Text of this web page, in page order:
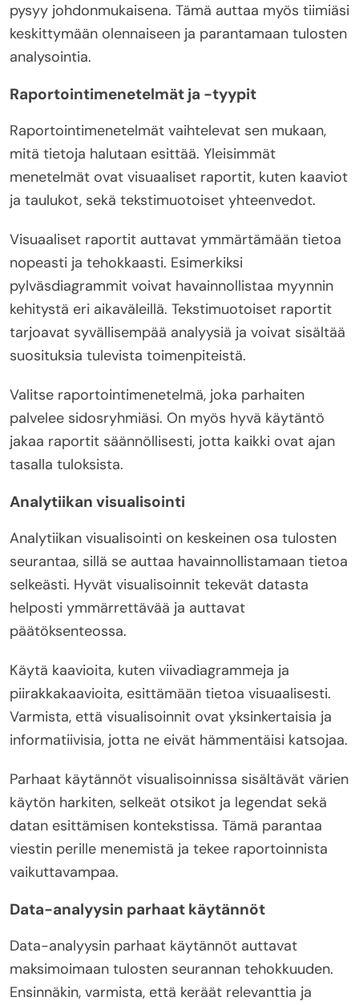
pysyy johdonmukaisena. Tämä auttaa myös tiimiäsi
keskittymään olennaiseen ja parantamaan tulosten
analysointia.
Raportointimenetelmät ja -tyypit
Raportointimenetelmät vaihtelevat sen mukaan,
mitä tietoja halutaan esittää. Yleisimmät
menetelmät ovat visuaaliset raportit, kuten kaaviot
ja taulukot, sekä tekstimuotoiset yhteenvedot.
Visuaaliset raportit auttavat ymmärtämään tietoa
nopeasti ja tehokkaasti. Esimerkiksi
pylväsdiagrammit voivat havainnollistaa myynnin
kehitystä eri aikaväleillä. Tekstimuotoiset raportit
tarjoavat syvällisempää analyysiä ja voivat sisältää
suosituksia tulevista toimenpiteistä.
Valitse raportointimenetelmä, joka parhaiten
palvelee sidosryhmiäsi. On myös hyvä käytäntö
jakaa raportit säännöllisesti, jotta kaikki ovat ajan
tasalla tuloksista.
Analytiikan visualisointi
Analytiikan visualisointi on keskeinen osa tulosten
seurantaa, sillä se auttaa havainnollistamaan tietoa
selkeästi. Hyvät visualisoinnit tekevät datasta
helposti ymmärrettävää ja auttavat
päätöksenteossa.
Käytä kaavioita, kuten viivadiagrammeja ja
piirakkakaavioita, esittämään tietoa visuaalisesti.
Varmista, että visualisoinnit ovat yksinkertaisia ja
informatiivisia, jotta ne eivät hämmentäisi katsojaa.
Parhaat käytännöt visualisoinnissa sisältävät värien
käytön harkiten, selkeät otsikot ja legendat sekä
datan esittämisen kontekstissa. Tämä parantaa
viestin perille menemistä ja tekee raportoinnista
vaikuttavampaa.
Data-analyysin parhaat käytännöt
Data-analyysin parhaat käytännöt auttavat
maksimoimaan tulosten seurannan tehokkuuden.
Ensinnäkin, varmista, että keräät relevanttia ja